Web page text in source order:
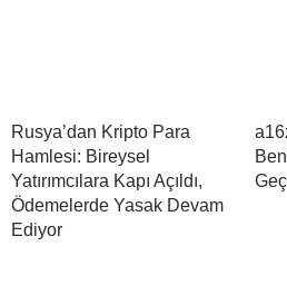
Rusya’dan Kripto Para
Hamlesi: Bireysel
Yatırımcılara Kapı Açıldı,
Ödemelerde Yasak Devam
Ediyor